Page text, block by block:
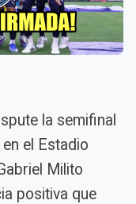
la semifinal
el Estadio
Milito
positiva que